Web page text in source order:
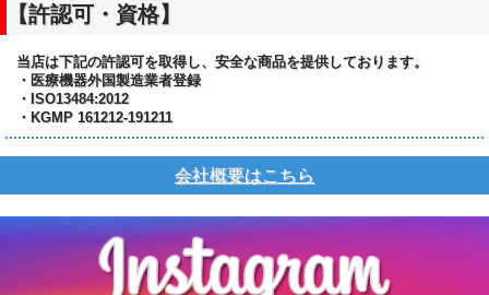
【許認可・資格】
当店は下記の許認可を取得し、安全な商品を提供しております。
・医療機器外国製造業者登録
・ISO13484:2012
・KGMP 161212-191211
会社概要はこちら